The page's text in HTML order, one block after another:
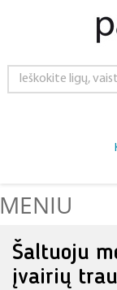
MENIU
Šaltuoju
įvairių